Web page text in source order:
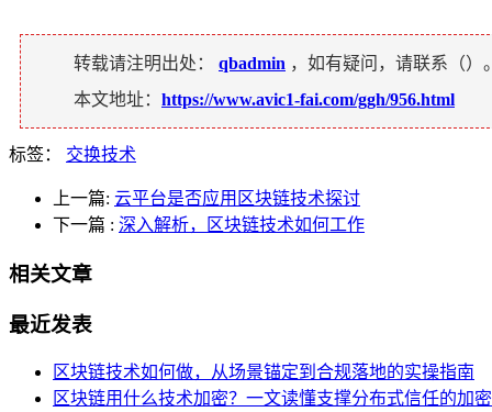
转载请注明出处： qbadmin ，如有疑问，请联系（）。
本文地址： https://www.avic1-fai.com/ggh/956.html
标签： 交换技术
上一篇: 云平台是否应用区块链技术探讨
下一篇 : 深入解析，区块链技术如何工作
相关文章
最近发表
区块链技术如何做，从场景锚定到合规落地的实操指南
区块链用什么技术加密？一文读懂支撑分布式信任的加